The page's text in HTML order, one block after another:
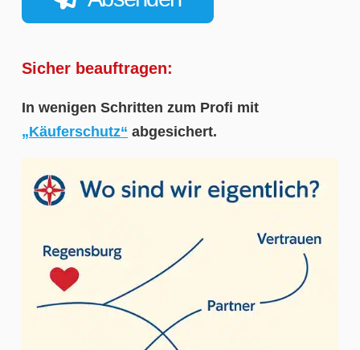
Sicher beauftragen:
In wenigen Schritten zum Profi mit
„Käuferschutz“ abgesichert.